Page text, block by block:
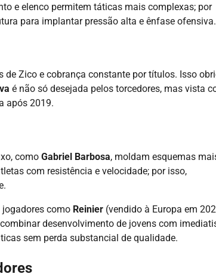
e elenco permitem táticas mais complexas; por
para implantar pressão alta e ênfase ofensiva.
Zico e cobrança constante por títulos. Isso
é não só desejada pelos torcedores, mas vista
após 2019.
como Gabriel Barbosa, moldam esquemas
com resistência e velocidade; por isso,
como Reinier (vendido à Europa em
desenvolvimento de jovens com
sem perda substancial de qualidade.